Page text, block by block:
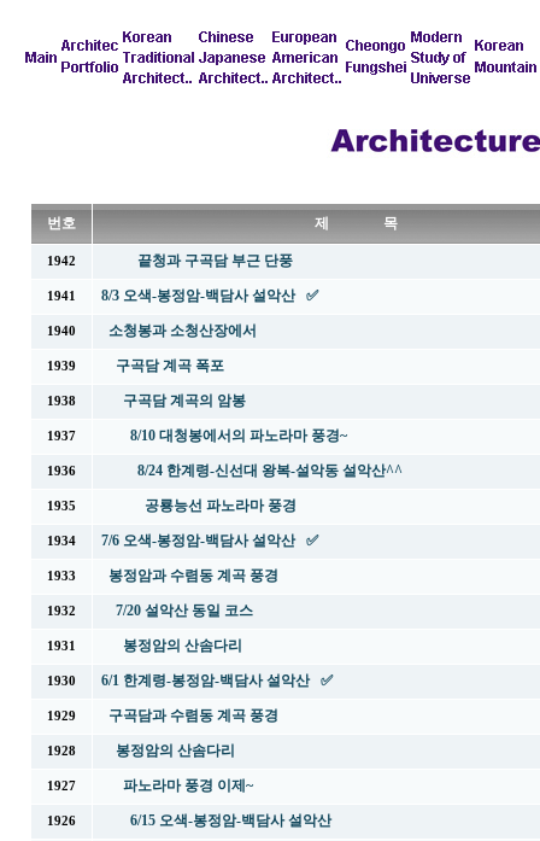
번호 제 목
1942 끝청과 구곡담 부근 단풍
1941 8/3 오색-봉정암-백담사 설악산 ✅
1940 소청봉과 소청산장에서
1939 구곡담 계곡 폭포
1938 구곡담 계곡의 암봉
1937 8/10 대청봉에서의 파노라마 풍경~
1936 8/24 한계령-신선대 왕복-설악동 설악산^^
1935 공룡능선 파노라마 풍경
1934 7/6 오색-봉정암-백담사 설악산 ✅
1933 봉정암과 수렴동 계곡 풍경
1932 7/20 설악산 동일 코스
1931 봉정암의 산솜다리
1930 6/1 한계령-봉정암-백담사 설악산 ✅
1929 구곡담과 수렴동 계곡 풍경
1928 봉정암의 산솜다리
1927 파노라마 풍경 이제~
1926 6/15 오색-봉정암-백담사 설악산